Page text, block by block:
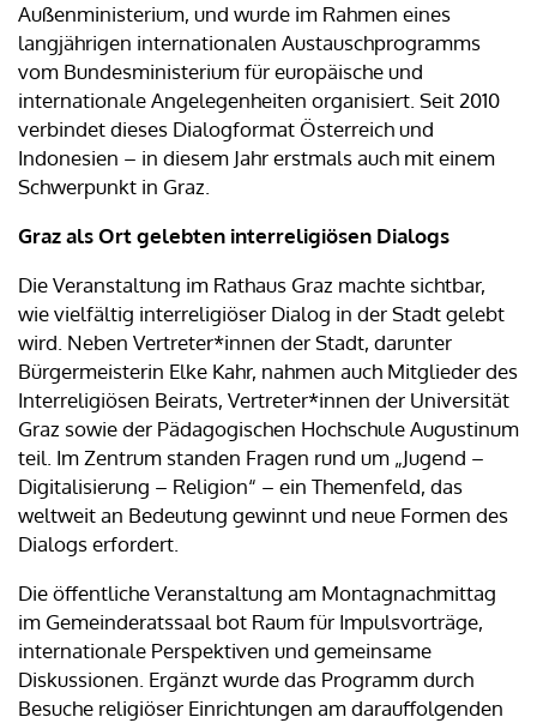
Außenministerium, und wurde im Rahmen eines
langjährigen internationalen Austauschprogramms
vom Bundesministerium für europäische und
internationale Angelegenheiten organisiert. Seit 2010
verbindet dieses Dialogformat Österreich und
Indonesien – in diesem Jahr erstmals auch mit einem
Schwerpunkt in Graz.
Graz als Ort gelebten interreligiösen Dialogs
Die Veranstaltung im Rathaus Graz machte sichtbar,
wie vielfältig interreligiöser Dialog in der Stadt gelebt
wird. Neben Vertreter*innen der Stadt, darunter
Bürgermeisterin Elke Kahr, nahmen auch Mitglieder des
Interreligiösen Beirats, Vertreter*innen der Universität
Graz sowie der Pädagogischen Hochschule Augustinum
teil. Im Zentrum standen Fragen rund um „Jugend –
Digitalisierung – Religion“ – ein Themenfeld, das
weltweit an Bedeutung gewinnt und neue Formen des
Dialogs erfordert.
Die öffentliche Veranstaltung am Montagnachmittag
im Gemeinderatssaal bot Raum für Impulsvorträge,
internationale Perspektiven und gemeinsame
Diskussionen. Ergänzt wurde das Programm durch
Besuche religiöser Einrichtungen am darauffolgenden